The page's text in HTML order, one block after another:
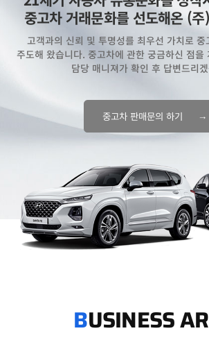
중고차 거래문화를 선도해온 (
고객과의 신뢰 및 투명성를 최우선 가치로 중
주도해 왔습니다. 중고차에 관한 궁금하신 점을
담당 매니져가 확인 후 답변드리
중고차 판매문의 하기 →
BUSINESS